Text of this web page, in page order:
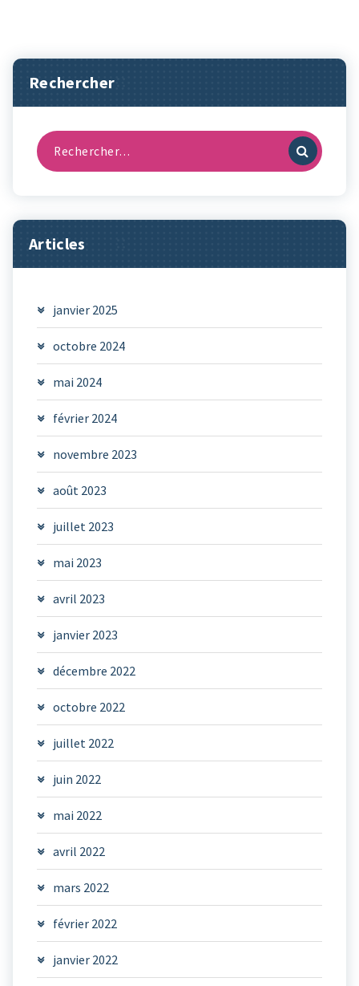
Rechercher
Recherche
pour :
Articles
janvier 2025
octobre 2024
mai 2024
février 2024
novembre 2023
août 2023
juillet 2023
mai 2023
avril 2023
janvier 2023
décembre 2022
octobre 2022
juillet 2022
juin 2022
mai 2022
avril 2022
mars 2022
février 2022
janvier 2022